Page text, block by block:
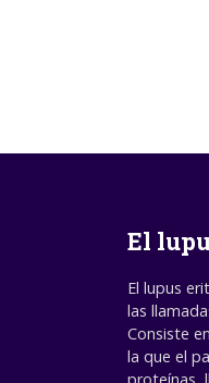
El
El lupus
las
Consiste
la que el